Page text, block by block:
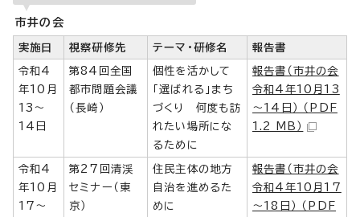
市井の会
実施日 視察研修先 テーマ・研修名 報告書
令和4
年10月
13～
14日
第84回全国
都市問題会議
（長崎）
個性を活かして
「選ばれる」まち
づくり 何度も訪
れたい場所にな
るために
報告書（市井の会
令和4年10月13
～14日） （PDF
1.2 MB）
令和4
年10月
17～
第27回清渓
セミナー（東
京）
住民主体の地方
自治を進めるた
めに
報告書（市井の会
令和4年10月17
～18日） （PDF